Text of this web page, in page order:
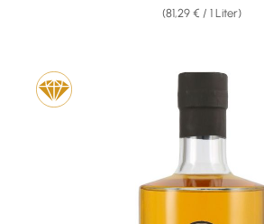
(81,29 € / 1 Liter)